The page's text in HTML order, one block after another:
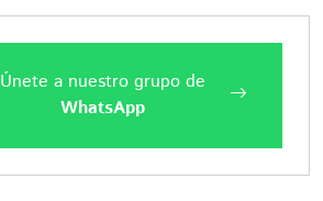
Únete a nuestro grupo de
WhatsApp